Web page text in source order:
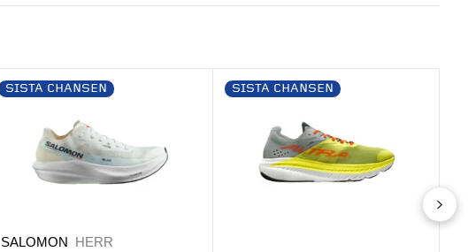
SISTA CHANSEN
SALOMON HERR
SISTA CHANSEN